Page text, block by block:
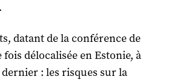
datant de la conférence de
délocalisée en Estonie, à
: les risques sur la